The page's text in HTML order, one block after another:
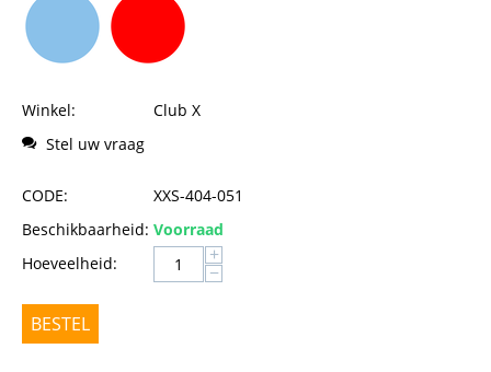
Winkel:
Club X
Stel uw vraag
CODE:
XXS-404-051
Beschikbaarheid: Voorraad
Hoeveelheid:
+
−
BESTEL